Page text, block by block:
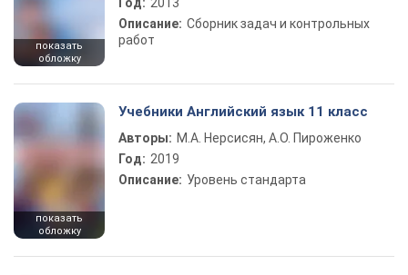
показать
обложку
Описание: Сборник задач и контрольных
работ
показать
обложку
Учебники Английский язык 11 класс
Авторы: М.А. Нерсисян, А.О. Пироженко
Год: 2019
Описание: Уровень стандарта